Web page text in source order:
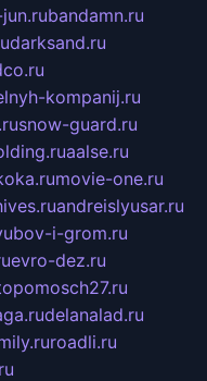
bandamn.ru
darksand.ru
kompanij.ru
snow-guard.ru
aalse.ru
movie-one.ru
andreislyusar.ru
i-grom.ru
evro-dez.ru
delanalad.ru
roadli.ru